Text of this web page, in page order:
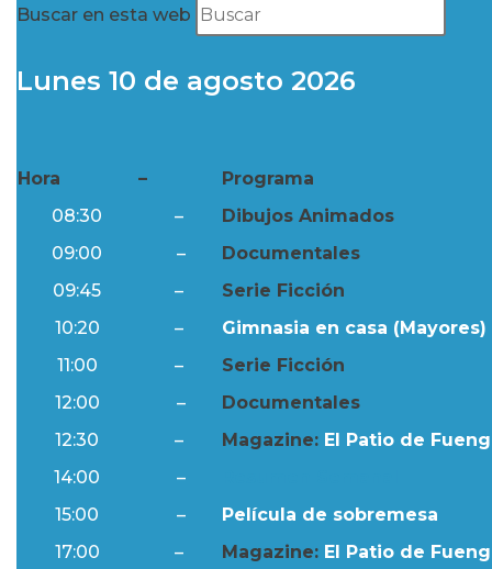
Buscar en esta web
Lunes 10 de agosto 2026
Hora –
Programa
08:30
–
Dibujos Animados
09:00
–
Documentales
09:45
–
Serie Ficción
10:20
–
Gimnasia en casa (Mayores)
11:00
–
Serie Ficción
12:00
–
Documentales
12:30
– Magazine: El Patio de
14:00
–
15:00
–
Película de sobremesa
17:00
– Magazine: El Patio de